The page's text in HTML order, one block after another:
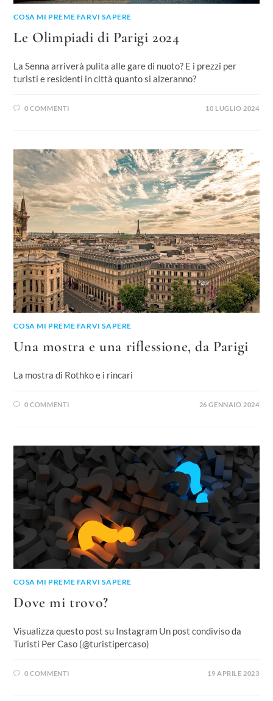
COSA MI PREME FARVI SAPERE
Le Olimpiadi di Parigi 2024
La Senna arriverà pulita alle gare di nuoto? E i prezzi per
turisti e residenti in città quanto si alzeranno?
0 COMMENTI 10 LUGLIO 2024
COSA MI PREME FARVI SAPERE
Una mostra e una riflessione, da Parigi
La mostra di Rothko e i rincari
0 COMMENTI 26 GENNAIO 2024
COSA MI PREME FARVI SAPERE
Dove mi trovo?
Visualizza questo post su Instagram Un post condiviso da
Turisti Per Caso (@turistipercaso)
0 COMMENTI 19 APRILE 2023